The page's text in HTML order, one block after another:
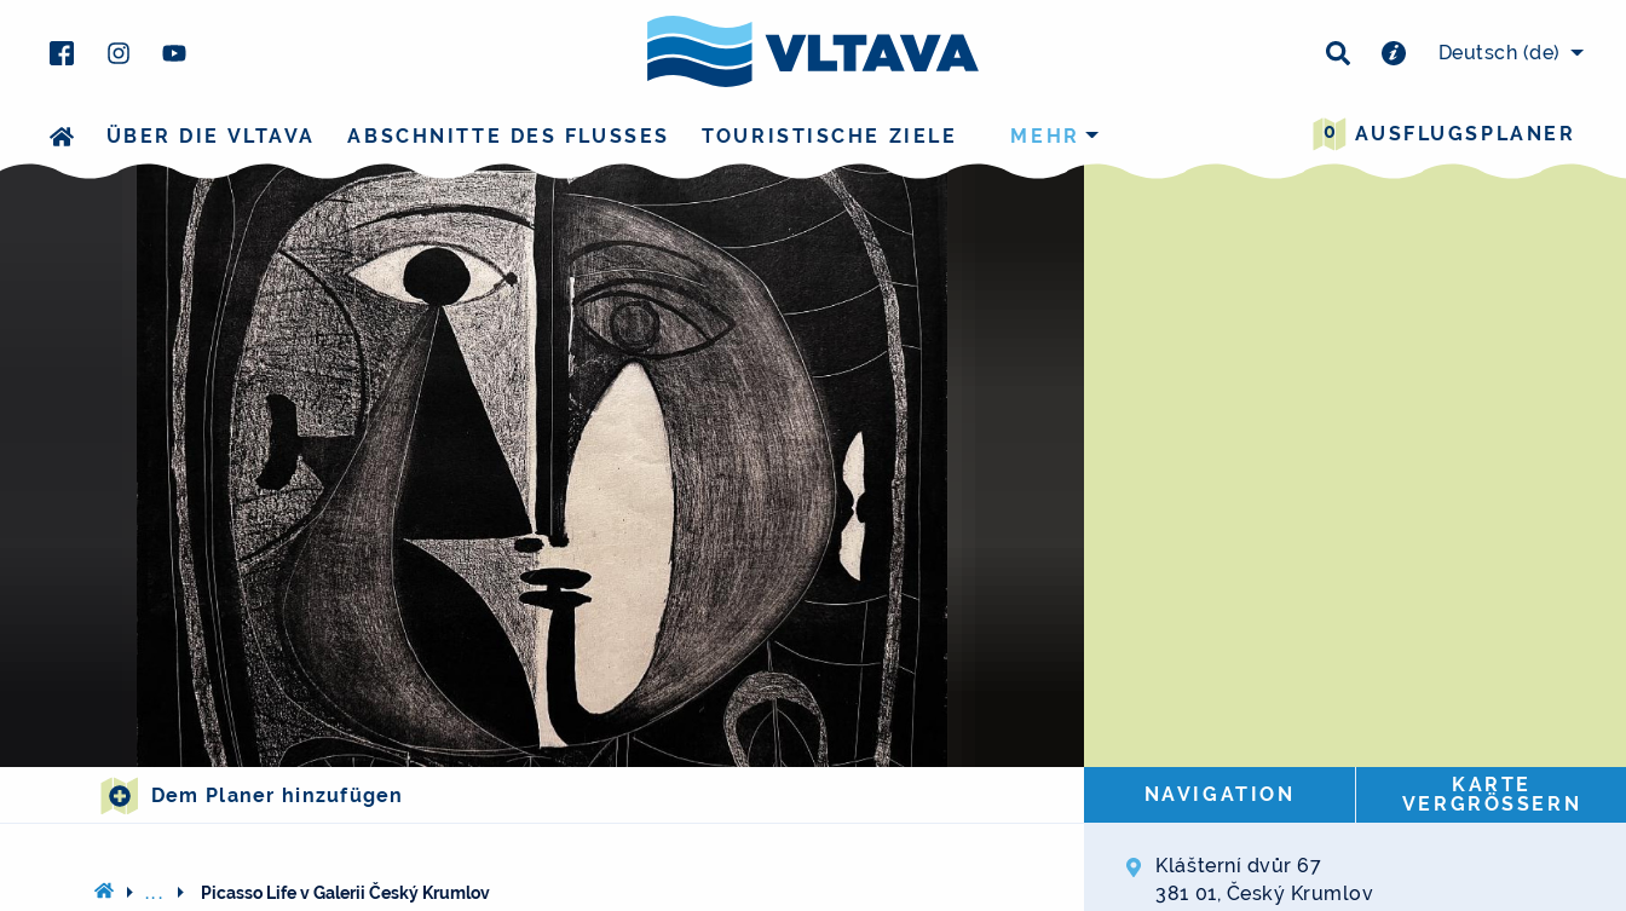
Deutsch (de)
0 AUSFLUGSPLANER
ÜBER DIE VLTAVA ABSCHNITTE DES FLUSSES TOURISTISCHE ZIELE MEHR
Dem Planer hinzufügen NAVIGATION
KARTE
VERGRÖSSERN
... Picasso Life v Galerii Český Krumlov
Klášterní dvůr 67
381 01, Český Krumlov